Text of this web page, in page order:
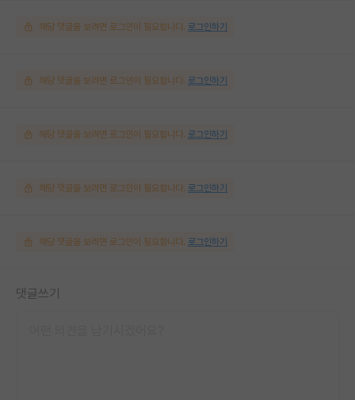
해당 댓글을 보려면 로그인이 필요합니다. 로그인하기
해당 댓글을 보려면 로그인이 필요합니다. 로그인하기
해당 댓글을 보려면 로그인이 필요합니다. 로그인하기
해당 댓글을 보려면 로그인이 필요합니다. 로그인하기
해당 댓글을 보려면 로그인이 필요합니다. 로그인하기
댓글쓰기